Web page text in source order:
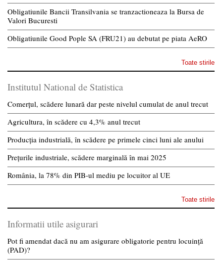
Obligatiunile Bancii Transilvania se tranzactioneaza la Bursa de
Valori Bucuresti
Obligatiunile Good Pople SA (FRU21) au debutat pe piata AeRO
Toate stirile
Institutul National de Statistica
Comerțul, scădere lunară dar peste nivelul cumulat de anul trecut
Agricultura, în scădere cu 4,3% anul trecut
Producția industrială, în scădere pe primele cinci luni ale anului
Prețurile industriale, scădere marginală în mai 2025
România, la 78% din PIB-ul mediu pe locuitor al UE
Toate stirile
Informatii utile asigurari
Pot fi amendat dacă nu am asigurare obligatorie pentru locuință
(PAD)?